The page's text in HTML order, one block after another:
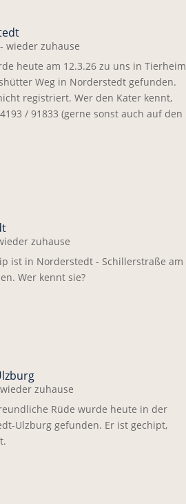
wieder zuhause
heute am 12.3.26 zu uns in Tierheim
Weg in Norderstedt gefunden.
registriert. Wer den Kater kennt,
/ 91833 (gerne sonst auch auf den
zuhause
ist in Norderstedt - Schillerstraße am
Wer kennt sie?
zuhause
Rüde wurde heute in der
Ulzburg gefunden. Er ist gechipt,